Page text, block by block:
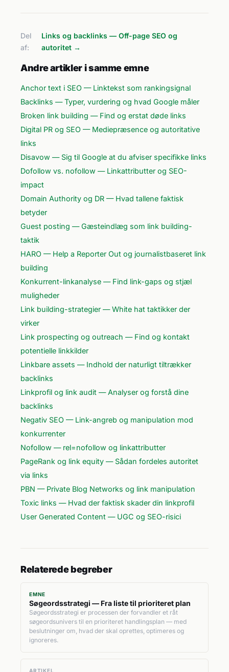
Del
af:
Links og backlinks — Off-page SEO og
autoritet →
Andre artikler i samme emne
Anchor text i SEO — Linktekst som rankingsignal
Backlinks — Typer, vurdering og hvad Google måler
Broken link building — Find og erstat døde links
Digital PR og SEO — Mediepræsence og autoritative
links
Disavow — Sig til Google at du afviser specifikke links
Dofollow vs. nofollow — Linkattributter og SEO-
impact
Domain Authority og DR — Hvad tallene faktisk
betyder
Guest posting — Gæsteindlæg som link building-
taktik
HARO — Help a Reporter Out og journalistbaseret link
building
Konkurrent-linkanalyse — Find link-gaps og stjæl
muligheder
Link building-strategier — White hat taktikker der
virker
Link prospecting og outreach — Find og kontakt
potentielle linkkilder
Linkbare assets — Indhold der naturligt tiltrækker
backlinks
Linkprofil og link audit — Analyser og forstå dine
backlinks
Negativ SEO — Link-angreb og manipulation mod
konkurrenter
Nofollow — rel=nofollow og linkattributter
PageRank og link equity — Sådan fordeles autoritet
via links
PBN — Private Blog Networks og link manipulation
Toxic links — Hvad der faktisk skader din linkprofil
User Generated Content — UGC og SEO-risici
Relaterede begreber
EMNE
Søgeordsstrategi — Fra liste til prioriteret plan
Søgeordsstrategi er processen der forvandler et råt
søgeordsunivers til en prioriteret handlingsplan — med
beslutninger om, hvad der skal oprettes, optimeres og
ignoreres.
ARTIKEL